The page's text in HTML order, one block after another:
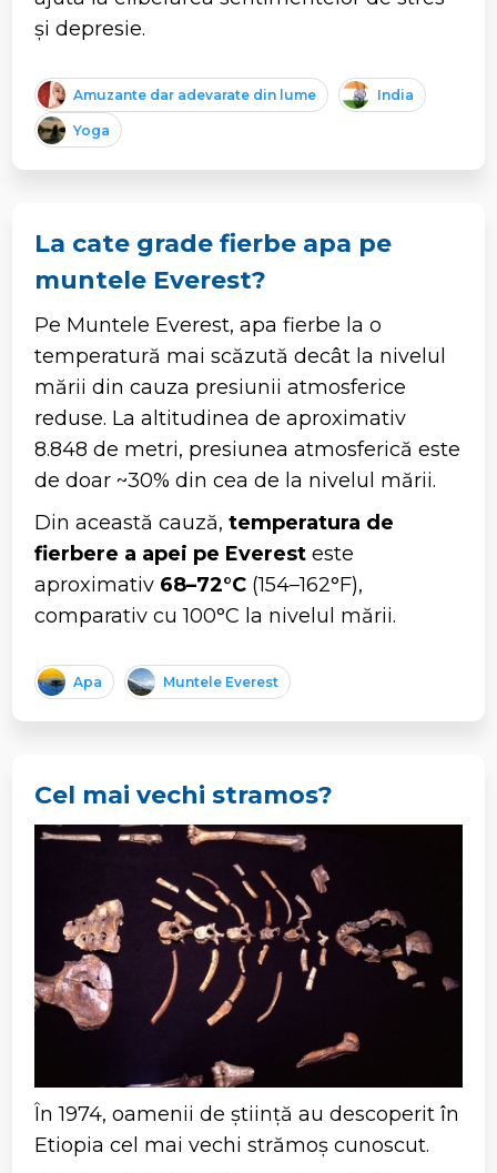
și depresie.
Amuzante dar adevarate din lume India
Yoga
La cate grade fierbe apa pe
muntele Everest?
Pe Muntele Everest, apa fierbe la o
temperatură mai scăzută decât la nivelul
mării din cauza presiunii atmosferice
reduse. La altitudinea de aproximativ
8.848 de metri, presiunea atmosferică este
de doar ~30% din cea de la nivelul mării.
Din această cauză,temperatura de
fierbere a apei pe Everest este
aproximativ 68–72°C (154–162°F),
comparativ cu 100°C la nivelul mării.
Apa Muntele Everest
Cel mai vechi stramos?
În 1974, oamenii de știință au descoperit în
Etiopia cel mai vechi strămoș cunoscut.